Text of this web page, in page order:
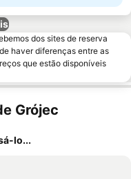
dos sites de reserva
haver diferenças entre as
que estão disponíveis
Grójec
lo...